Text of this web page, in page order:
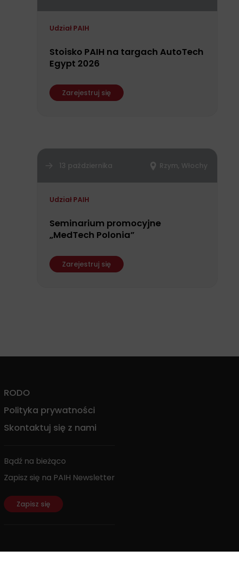
Udział PAIH
Stoisko PAIH na targach AutoTech
Egypt 2026
Zarejestruj się
13 października Rzym, Włochy
Udział PAIH
Seminarium promocyjne
„MedTech Polonia”
Zarejestruj się
RODO
Polityka prywatności
Skontaktuj się z nami
Bądź na bieżąco
Zapisz się na PAIH Newsletter
Zapisz się